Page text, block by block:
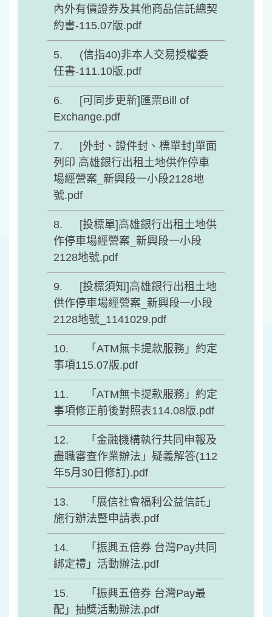
內外有價證券及其他商品信託總契
約書-115.07版.pdf
(信指40)非本人交易授權委
任書-111.10版.pdf
[可同步更新]匯票Bill of
Exchange.pdf
[外封、證件封、標單封]單面
列印 高雄銀行出租土地供作停車
場經營案_新興段一小段2128地
號.pdf
[投標單]高雄銀行出租土地供
作停車場經營案_新興段一小段
2128地號.pdf
[投標須知]高雄銀行出租土地
供作停車場經營案_新興段一小段
2128地號_1141029.pdf
「ATM無卡提款服務」約定
事項115.07版.pdf
「ATM無卡提款服務」約定
事項修正前後對照表114.08版.pdf
「金融機構執行共同申報及
盡職審查作業辦法」疑義解答(112
年5月30日修訂).pdf
「展信社會福利公益信託」
施行辦法暨申請表.pdf
「振興五倍券 台灣Pay共同
綁定禮」活動辦法.pdf
「振興五倍券 台灣Pay最
配」抽獎活動辦法.pdf